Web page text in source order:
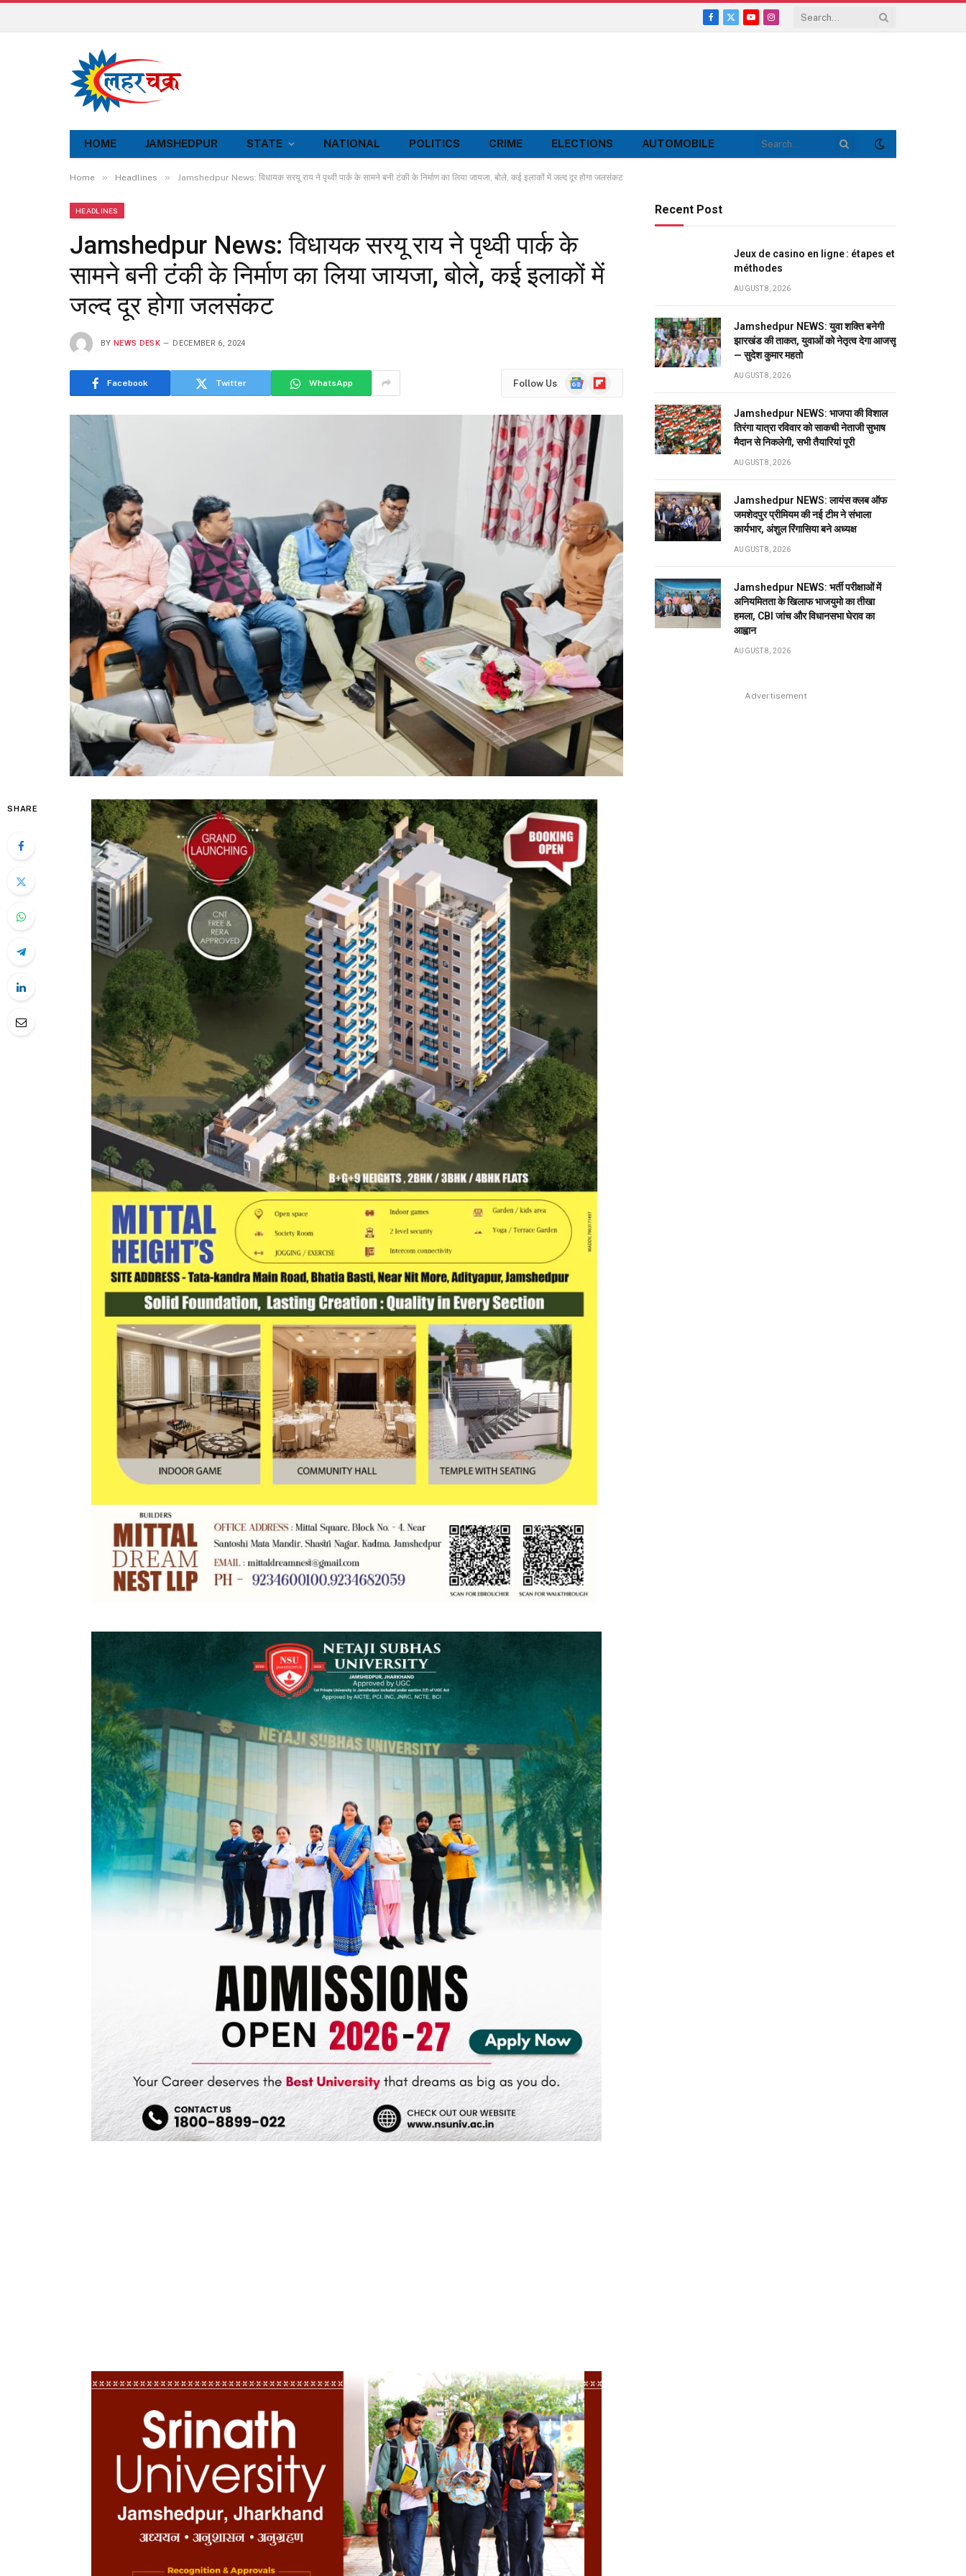
Facebook
X
YouTubeInstagram
HOME JAMSHEDPUR STATE NATIONAL POLITICS CRIME ELECTIONS AUTOMOBILE
Home » Headlines » Jamshedpur News: विधायक सरयू राय ने पृथ्वी पार्क के सामने बनी टंकी के निर्माण का लिया जायजा, बोले, कई इलाकों में जल्द दूर होगा जलसंकट
HEADLINES
Jamshedpur News: विधायक सरयू राय ने पृथ्वी पार्क के
सामने बनी टंकी के निर्माण का लिया जायजा, बोले, कई इलाकों में
जल्द दूर होगा जलसंकट
BY NEWS DESK DECEMBER 6, 2024
Facebook Twitter WhatsApp Follow Us
GoogleFlipboard
SHARE
Recent Post
Jeux de casino en ligne : étapes et
méthodes
AUGUST 8, 2026
Jamshedpur NEWS: युवा शक्ति बनेगी
झारखंड की ताकत, युवाओं को नेतृत्व देगा आजसू
— सुदेश कुमार महतो
AUGUST 8, 2026
Jamshedpur NEWS: भाजपा की विशाल
तिरंगा यात्रा रविवार को साकची नेताजी सुभाष
मैदान से निकलेगी, सभी तैयारियां पूरी
AUGUST 8, 2026
Jamshedpur NEWS: लायंस क्लब ऑफ
जमशेदपुर प्रीमियम की नई टीम ने संभाला
कार्यभार, अंशुल रिंगासिया बने अध्यक्ष
AUGUST 8, 2026
Jamshedpur NEWS: भर्ती परीक्षाओं में
अनियमितता के खिलाफ भाजयुमो का तीखा
हमला, CBI जांच और विधानसभा घेराव का
आह्वान
AUGUST 8, 2026
Advertisement